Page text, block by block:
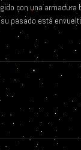
con una
pasado está